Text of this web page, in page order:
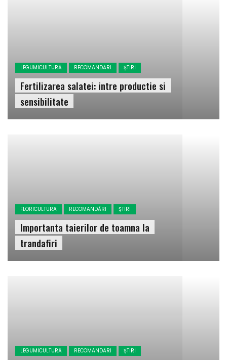
LEGUMICULTURĂ RECOMANDĂRI ȘTIRI
Fertilizarea salatei: intre productie si
sensibilitate
FLORICULTURA RECOMANDĂRI ȘTIRI
Importanta taierilor de toamna la
trandafiri
LEGUMICULTURĂ RECOMANDĂRI ȘTIRI